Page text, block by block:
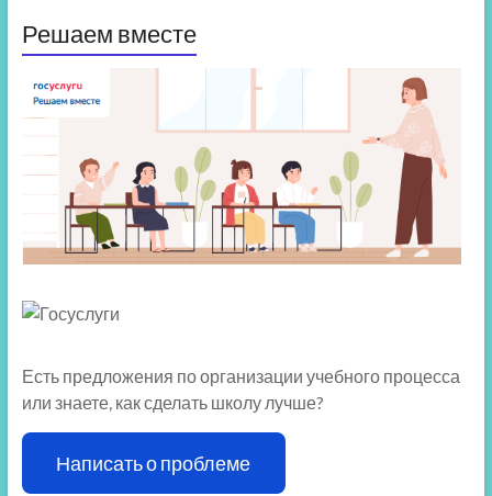
Решаем вместе
Есть предложения по организации учебного процесса
или знаете, как сделать школу лучше?
Написать о проблеме